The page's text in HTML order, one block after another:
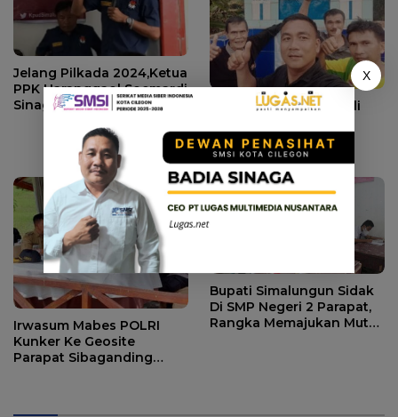
Jelang Pilkada 2024,Ketua
PPK Haranggaol Soemardi
Sinaga Ajak Warga Bantu
Do’a Untuk Op Joy Doli
Panjang Umur
Irwasum Mabes POLRI
Kunker Ke Geosite
Parapat Sibaganding
Bupati Simalungun Sidak
Di SMP Negeri 2 Parapat,
Rangka Memajukan Mutu
X